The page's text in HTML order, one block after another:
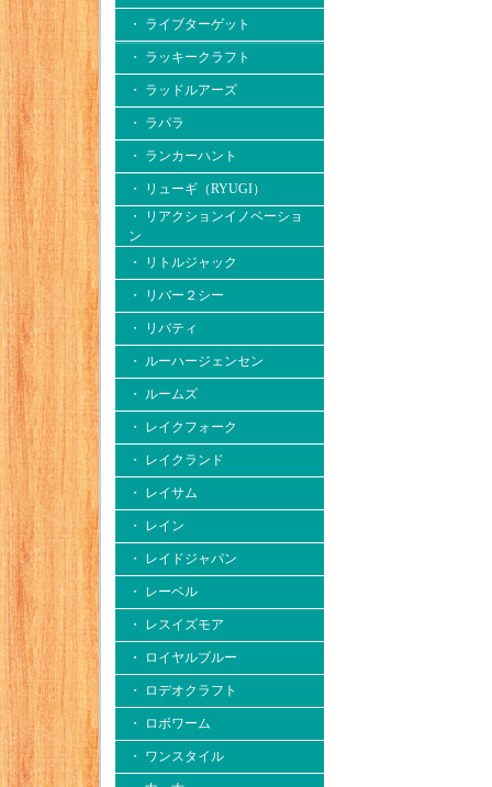
・ ライブターゲット
・ ラッキークラフト
・ ラッドルアーズ
・ ラパラ
・ ランカーハント
・ リューギ（RYUGI）
・ リアクションイノベーショ
ン
・ リトルジャック
・ リバー２シー
・ リバティ
・ ルーハージェンセン
・ ルームズ
・ レイクフォーク
・ レイクランド
・ レイサム
・ レイン
・ レイドジャパン
・ レーベル
・ レスイズモア
・ ロイヤルブルー
・ ロデオクラフト
・ ロボワーム
・ ワンスタイル